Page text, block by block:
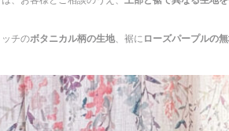
チのボタニカル柄の生地、裾に ローズパープルの